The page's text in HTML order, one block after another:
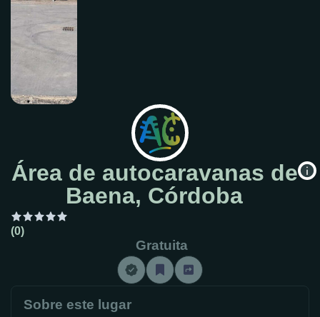
Área de autocaravanas de
Baena, Córdoba
(0)
Gratuita
Sobre este lugar